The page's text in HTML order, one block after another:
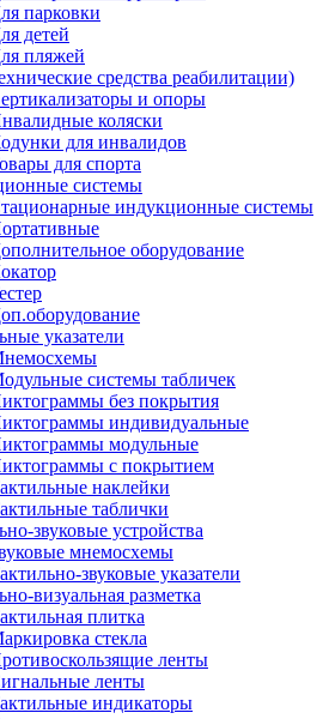
парковки
детей
пляжей
средства реабилитации)
и опоры
коляски
для инвалидов
для спорта
системы
индукционные системы
оборудование
указатели
системы табличек
без покрытия
индивидуальные
модульные
с покрытием
наклейки
таблички
звуковые устройства
мнемосхемы
звуковые указатели
визуальная разметка
плитка
стекла
ленты
ленты
индикаторы